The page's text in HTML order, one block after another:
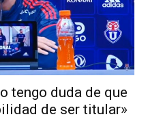
tengo duda de que
de ser titular»